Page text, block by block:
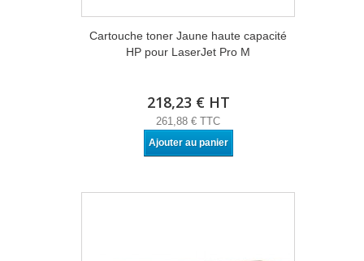
Cartouche toner Jaune haute capacité
HP pour LaserJet Pro M
218,23 € HT
261,88 € TTC
Ajouter au panier